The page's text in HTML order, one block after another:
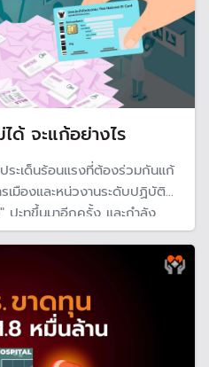
ด้ จะแก้อย่างไร
ะเด็นร้อนแรงที่ต้องร่วมกันแก้
มืองและหน่วงานระดับปฏิบัติ
ปะทุขึ้นมาอีกครั้ง และกำลัง
ามการขยายบริการ ดังนั้น ถึง
รื่องระบบบริการกับงบประมาณ